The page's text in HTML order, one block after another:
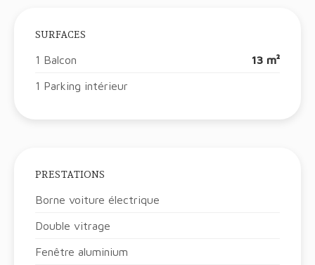
SURFACES
1 Balcon 13 m²
1 Parking intérieur
PRESTATIONS
Borne voiture électrique
Double vitrage
Fenêtre aluminium